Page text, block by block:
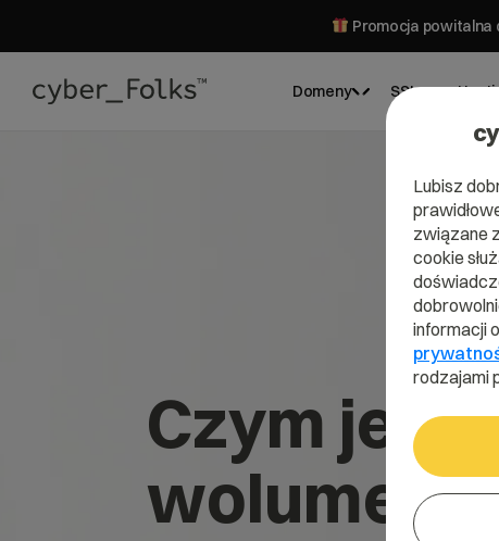
Promocja powitalna
Domeny SSL
Czym jest
Lubisz
związane
cookie
informacji
rodzajami